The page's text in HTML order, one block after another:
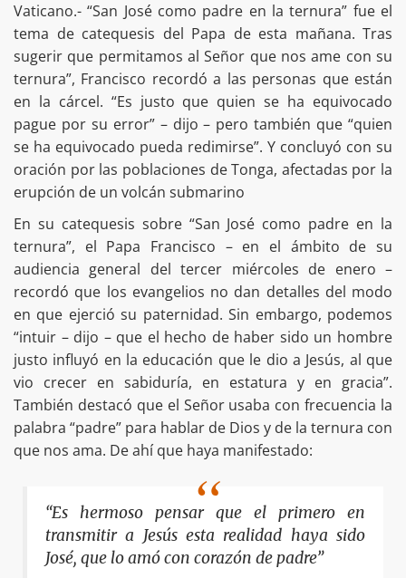
Vaticano.- “San José como padre en la ternura” fue el
tema de catequesis del Papa de esta mañana. Tras
sugerir que permitamos al Señor que nos ame con su
ternura”, Francisco recordó a las personas que están
en la cárcel. “Es justo que quien se ha equivocado
pague por su error” – dijo – pero también que “quien
se ha equivocado pueda redimirse”. Y concluyó con su
oración por las poblaciones de Tonga, afectadas por la
erupción de un volcán submarino
En su catequesis sobre “San José como padre en la
ternura”, el Papa Francisco – en el ámbito de su
audiencia general del tercer miércoles de enero –
recordó que los evangelios no dan detalles del modo
en que ejerció su paternidad. Sin embargo, podemos
“intuir – dijo – que el hecho de haber sido un hombre
justo influyó en la educación que le dio a Jesús, al que
vio crecer en sabiduría, en estatura y en gracia”.
También destacó que el Señor usaba con frecuencia la
palabra “padre” para hablar de Dios y de la ternura con
que nos ama. De ahí que haya manifestado:
“Es hermoso pensar que el primero en
transmitir a Jesús esta realidad haya sido
José, que lo amó con corazón de padre”